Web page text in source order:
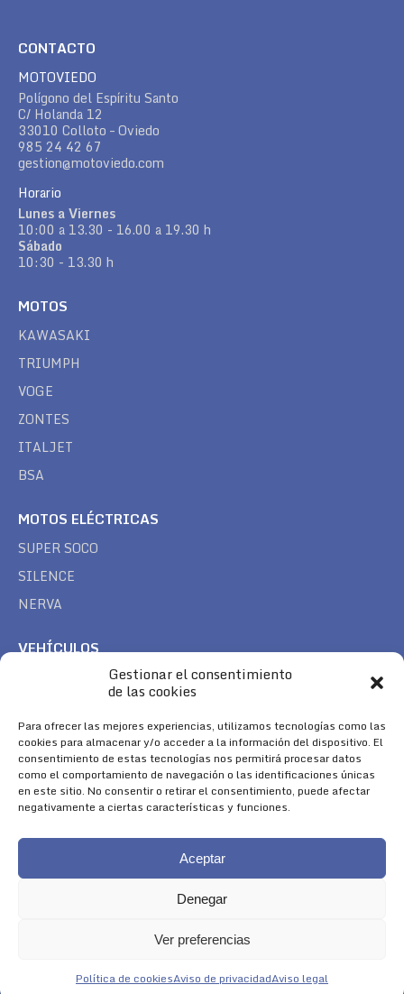
Gestionar el consentimiento
de las cookies
Para ofrecer las mejores experiencias, utilizamos tecnologías como las
cookies para almacenar y/o acceder a la información del dispositivo. El
consentimiento de estas tecnologías nos permitirá procesar datos
como el comportamiento de navegación o las identificaciones únicas
en este sitio. No consentir o retirar el consentimiento, puede afectar
negativamente a ciertas características y funciones.
Aceptar
Denegar
Ver preferencias
Política de cookiesAviso de privacidadAviso legal
CONTACTO
MOTOVIEDO
Polígono del Espíritu Santo
C/ Holanda 12
33010 Colloto – Oviedo
985 24 42 67
gestion@motoviedo.com
Horario
Lunes a Viernes
10:00 a 13.30 - 16.00 a 19.30 h
Sábado
10:30 - 13.30 h
MOTOS
KAWASAKI
TRIUMPH
VOGE
ZONTES
ITALJET
BSA
MOTOS ELÉCTRICAS
SUPER SOCO
SILENCE
NERVA
VEHÍCULOS
TREK
SÍGUENOS
Encuéntranos en:
Facebook
page
YouTube
page
Instagram
page
Aviso Legal|Política de Cookies